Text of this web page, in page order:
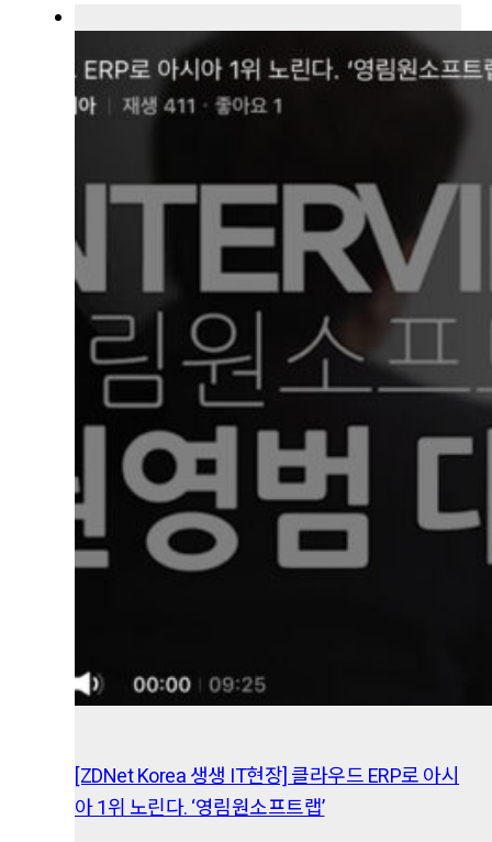
[ZDNet Korea 생생 IT현장] 클라우드 ERP로 아시
아 1위 노린다. ‘영림원소프트랩’